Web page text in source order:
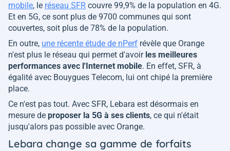
mobile, le réseau SFR couvre 99,9% de la population en 4G.
Et en 5G, ce sont plus de 9700 communes qui sont
couvertes, soit plus de 78% de la population.
En outre, une récente étude de nPerf révèle que Orange
n'est plus le réseau qui permet d'avoir les meilleures
performances avec l'Internet mobile. En effet, SFR, à
égalité avec Bouygues Telecom, lui ont chipé la première
place.
Ce n'est pas tout. Avec SFR, Lebara est désormais en
mesure de proposer la 5G à ses clients, ce qui n'était
jusqu'alors pas possible avec Orange.
Lebara change sa gamme de forfaits